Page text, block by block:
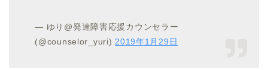
— ゆり@発達障害応援カウンセラー
(@counselor_yuri) 2019年1月29日